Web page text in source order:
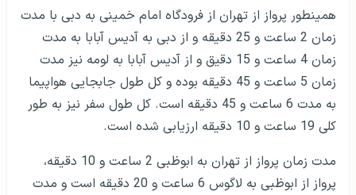
همینطور پرواز از تهران از فرودگاه امام خمینی به دبی با مدت
زمان 2 ساعت و 25 دقیقه و از دبی به آدیس آبابا به مدت
زمان 4 ساعت و 15 دقیق و از آدیس آبابا به لومه نیز مدت
زمان 5 ساعت و 45 دقیقه بوده و کل طول جابجایی هواپیما
به مدت 6 ساعت و 45 دقیقه است. کل طول سفر نیز به طور
کلی 19 ساعت و 10 دقیقه ارزیابی شده است.
مدت زمان پرواز از تهران به ابوظبی 2 ساعت و 10 دقیقه،
پرواز از ابوظبی به لاگوس 6 ساعت و 20 دقیقه است و مدت